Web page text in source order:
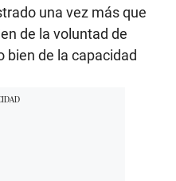
una vez más que
de la voluntad de
bien de la capacidad